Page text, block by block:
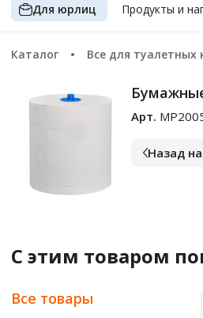
Для юрлиц Продуктыи
Каталог Все для
Арт.
Назад
С этим товаром
Все товары